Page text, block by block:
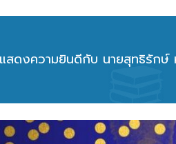
สดงความยินดีกับ นายสุทธิรักษ์